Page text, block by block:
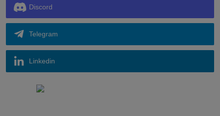
Discord
Telegram
Linkedin